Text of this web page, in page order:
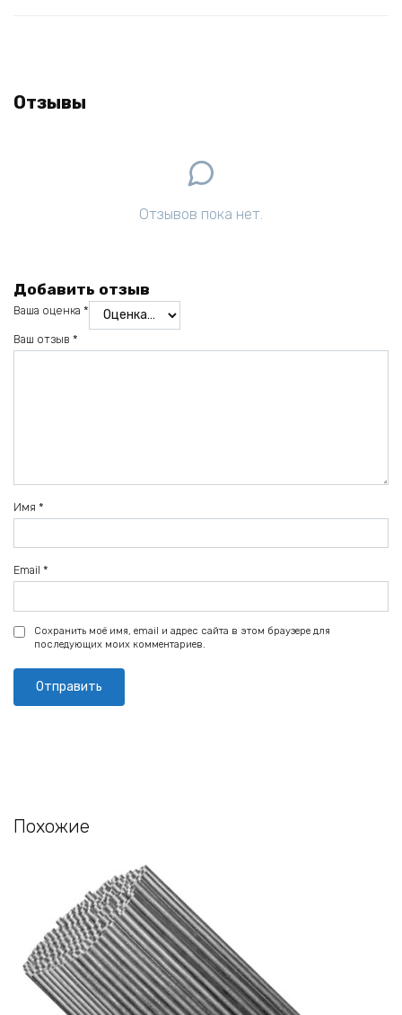
Отзывы
Отзывов пока нет.
Добавить отзыв
Ваша оценка *
Ваш отзыв *
Имя *
Email *
Сохранить моё имя, email и адрес сайта в этом браузере для
последующих моих комментариев.
Похожие